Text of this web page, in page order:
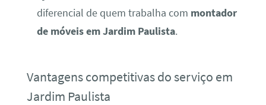
diferencial de quem trabalha com montador
de móveis em Jardim Paulista.
Vantagens competitivas do serviço em
Jardim Paulista